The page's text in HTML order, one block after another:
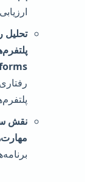
ارزیابی
تحلیل
رفتاری،
پلتفرم‌ها.
نقش سواد
مهارت‌های